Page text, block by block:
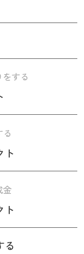
する
ト
金
ト
る